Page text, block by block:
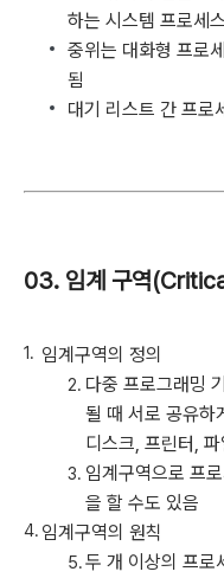
하는 시스템 프로세
중위는 대화형 프로
됨
대기 리스트 간 프로
03. 임계 구역
임계구역의 정의
다중 프로그래밍
될 때 서로 공유하
디스크, 프린터,
임계구역으로 프
을 할 수도 있음
임계구역의 원칙
두 개 이상의 프로